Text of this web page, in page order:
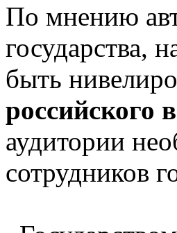
По мнению
государства,
быть
российского
аудитории
сотрудников